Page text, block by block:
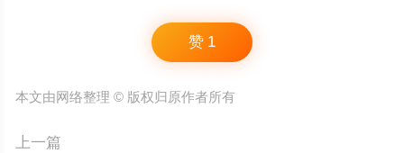
赞 1
本文由网络整理 © 版权归原作者所有
上一篇